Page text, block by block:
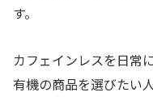
す。
カフェインレスを日常
有機の商品を選びたい